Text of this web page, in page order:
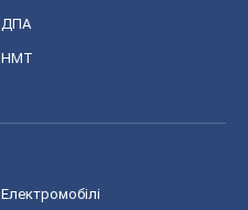
ДПА
НМТ
Електромобілі